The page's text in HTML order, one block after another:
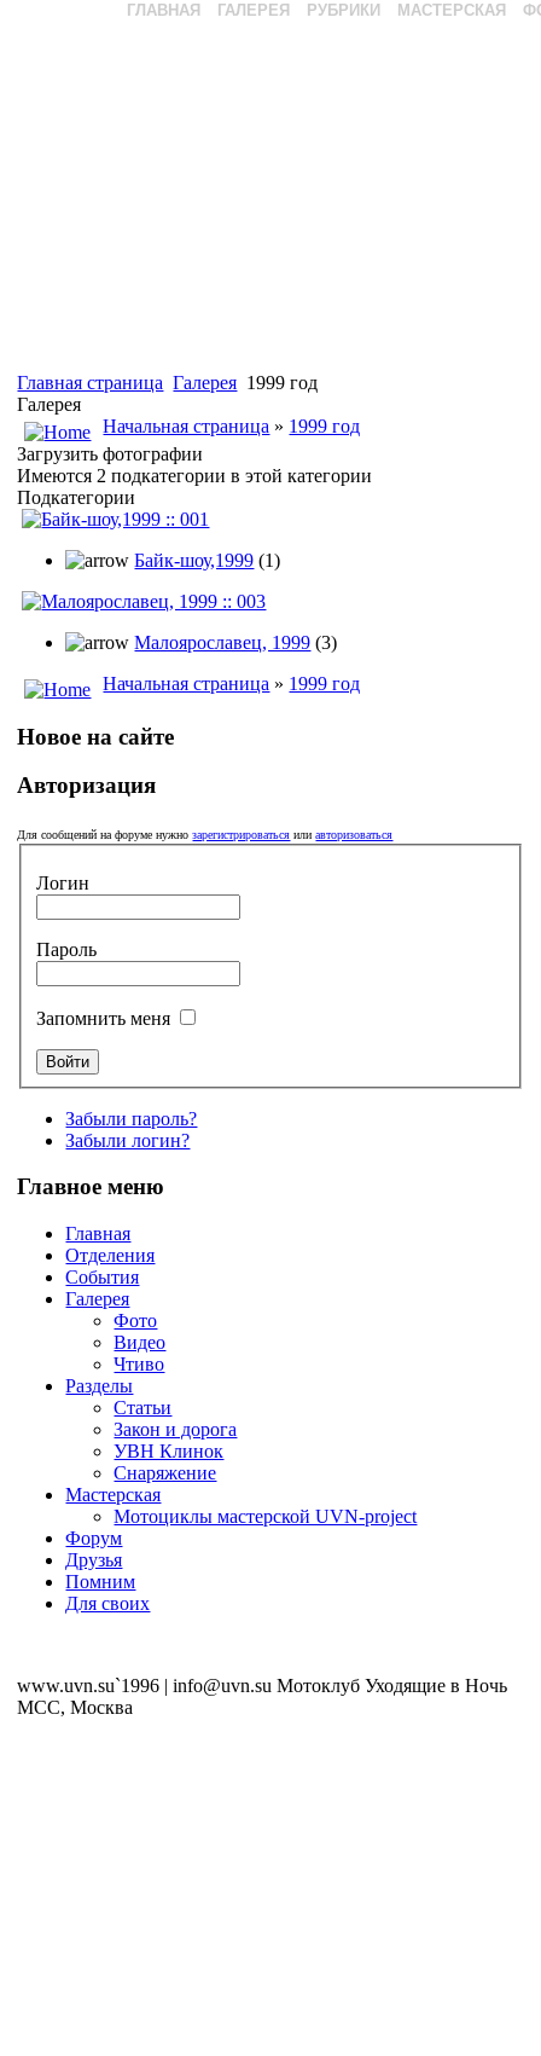
ГЛАВНАЯ ГАЛЕРЕЯ РУБРИКИ МАСТЕРСКАЯ
Главная страница Галерея 1999 год
Галерея
Начальная страница » 1999 год
Загрузить фотографии
Имеются 2 подкатегории в этой категории
Подкатегории
Байк-шоу,1999 (1)
Малоярославец, 1999 (3)
Начальная страница » 1999 год
Новое на сайте
Авторизация
Для сообщений на форуме нужнозарегистрироваться илиавторизоваться
Логин
Пароль
Запомнить меня
Забыли пароль?
Забыли логин?
Главное меню
Главная
Отделения
События
Галерея
Фото
Видео
Чтиво
Разделы
Статьи
Закон и дорога
УВН Клинок
Снаряжение
Мастерская
Мотоциклы мастерской UVN-project
Форум
Друзья
Помним
Для своих
www.uvn.su`1996 | info@uvn.su Мотоклуб Уходящие в Ночь
MCC, Москва